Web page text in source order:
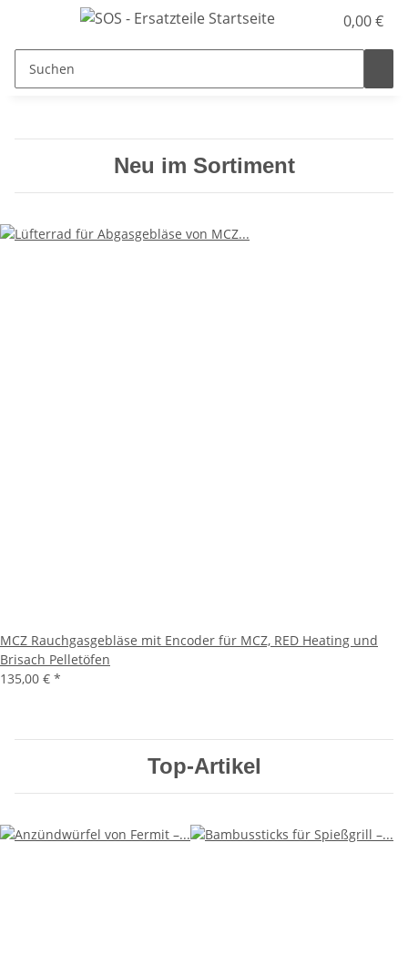
0,00 €
Neu im Sortiment
MCZ Rauchgasgebläse mit Encoder für MCZ, RED Heating und
Brisach Pelletöfen
135,00 € *
Top-Artikel